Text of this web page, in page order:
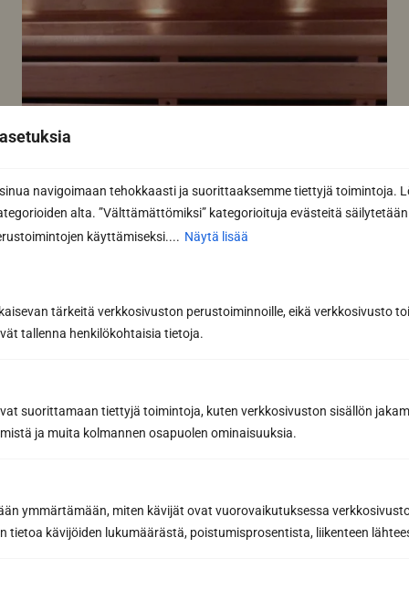
navigoimaan tehokkaasti ja suorittaaksemme tiettyjä toimintoja.
alta. ”Välttämättömiksi” kategorioituja evästeitä säilytetään
käyttämiseksi.... Näytä lisää
tärkeitä verkkosivuston perustoiminnoille, eikä verkkosivusto
tallenna henkilökohtaisia tietoja.
suorittamaan tiettyjä toimintoja, kuten verkkosivuston sisällön
ja muita kolmannen osapuolen ominaisuuksia.
ymmärtämään, miten kävijät ovat vuorovaikutuksessa
tietoa kävijöiden lukumäärästä, poistumisprosentista, liikenteen